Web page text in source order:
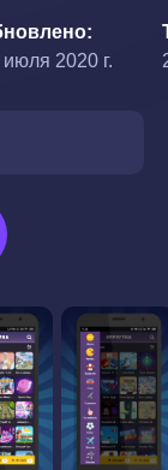
июля 2020 г.